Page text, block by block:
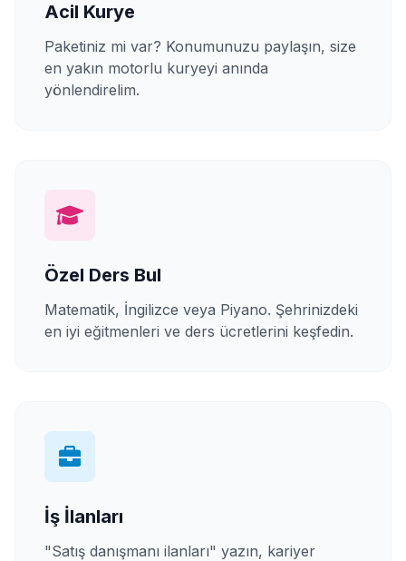
Acil Kurye
Paketiniz mi var? Konumunuzu paylaşın, size
en yakın motorlu kuryeyi anında
yönlendirelim.
Özel Ders Bul
Matematik, İngilizce veya Piyano. Şehrinizdeki
en iyi eğitmenleri ve ders ücretlerini keşfedin.
İş İlanları
"Satış danışmanı ilanları" yazın, kariyer